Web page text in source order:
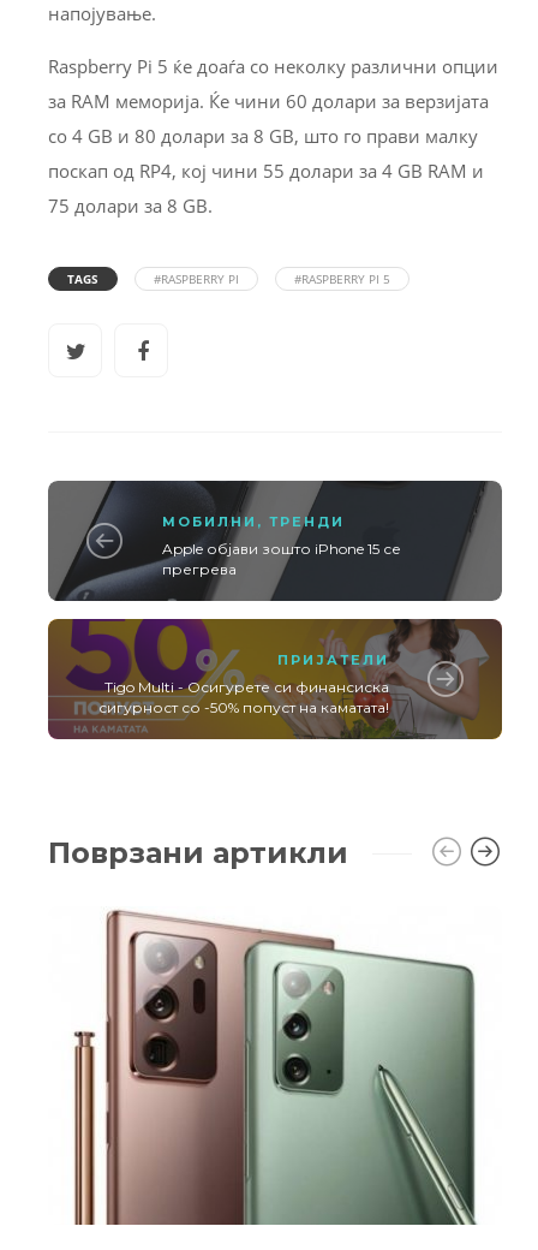
напојување.
Raspberry Pi 5 ќе доаѓа со неколку различни опции
за RAM меморија. Ќе чини 60 долари за верзијата
со 4 GB и 80 долари за 8 GB, што го прави малку
поскап од RP4, кој чини 55 долари за 4 GB RAM и
75 долари за 8 GB.
TAGS #RASPBERRY PI #RASPBERRY PI 5
МОБИЛНИ , ТРЕНДИ
Apple објави зошто iPhone 15 се
прегрева
ПРИЈАТЕЛИ
Tigo Multi - Осигурете си финансиска
сигурност со -50% попуст на каматата!
Поврзани артикли